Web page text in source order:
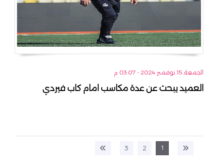
الجمعة, 15 نوفمبر 2024 - 03:07 م
العميد يبحث عن عدة مكاسب امام كاب فيردي
1
2
3